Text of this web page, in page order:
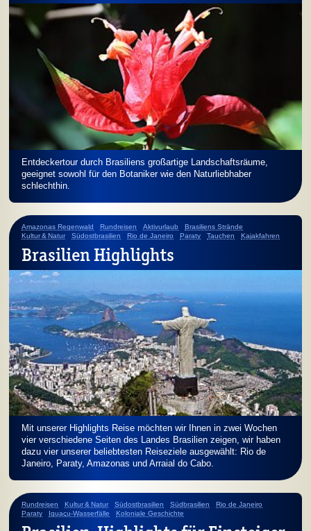
Entdeckertour durch Brasiliens großartige Landschaftsräume,
geeignet sowohl für den Botaniker wie den Naturliebhaber
schlechthin.
Amazonas Regenwald Rundreisen Aktivurlaub
Brasiliens Strände
Kultur & Natur
Südostbrasilien Rio de Janeiro Paraty Tauchen Kajakfahren
Brasilien Highlights
Mit unserer Highlights Reise möchten wir Ihnen in zwei Wochen
vier verschiedene Seiten des Landes Brasilien zeigen, wir haben
dazu vier unserer beliebtesten Reiseziele ausgewählt: Rio de
Janeiro, Paraty, Amazonas und Arraial do Cabo.
Rundreisen Kultur & Natur Südostbrasilien Südbrasilien
Rio de Janeiro
Paraty
Iguaçu-Wasserfälle Koloniale Geschichte